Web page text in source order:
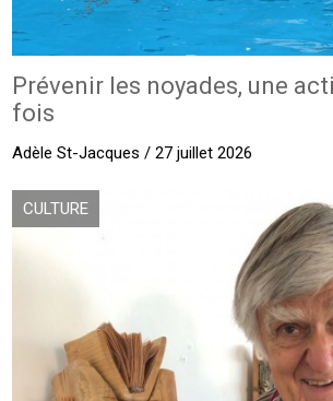
Prévenir les noyades, une
fois
Adèle St-Jacques / 27 juillet 2026
CULTURE